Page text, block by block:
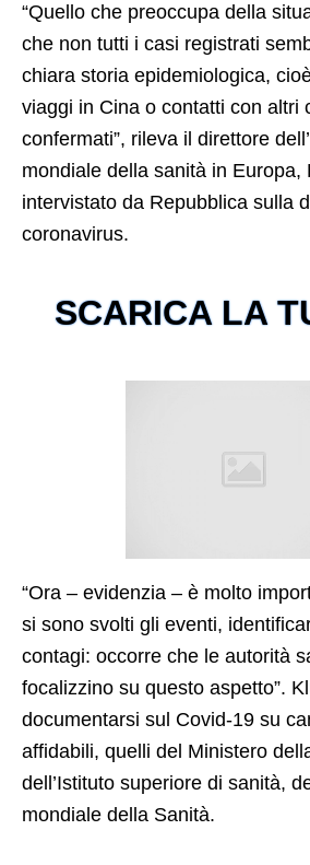
“Quello che preoccupa della
che non tutti i casi registrati
chiara storia epidemiologica,
viaggi in Cina o contatti con altri
confermati”, rileva il direttore
mondiale della sanità in Europa,
intervistato da Repubblica sulla
coronavirus.
SCARICA LA
“Ora – evidenzia – è molto
si sono svolti gli eventi,
contagi: occorre che le autorità
focalizzino su questo aspetto”.
documentarsi sul Covid-19 su
affidabili, quelli del Ministero
dell’Istituto superiore di sanità,
mondiale della Sanità.